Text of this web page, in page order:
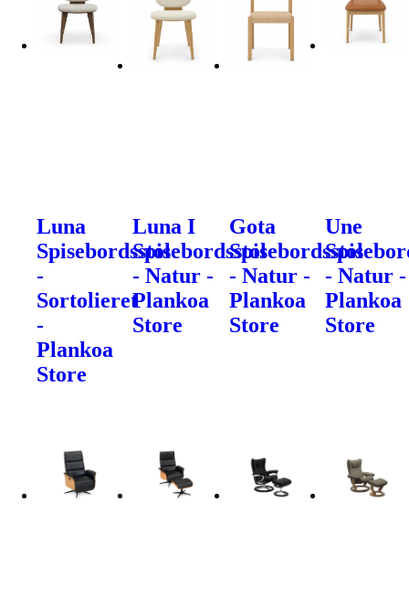
Luna
Spisebordsstol
-
Sortolieret
-
Plankoa
Store
Luna I
Spisebordsstol
- Natur -
Plankoa
Store
Gota
Spisebordsstol
- Natur -
Plankoa
Store
Une
- Natur -
Plankoa
Store